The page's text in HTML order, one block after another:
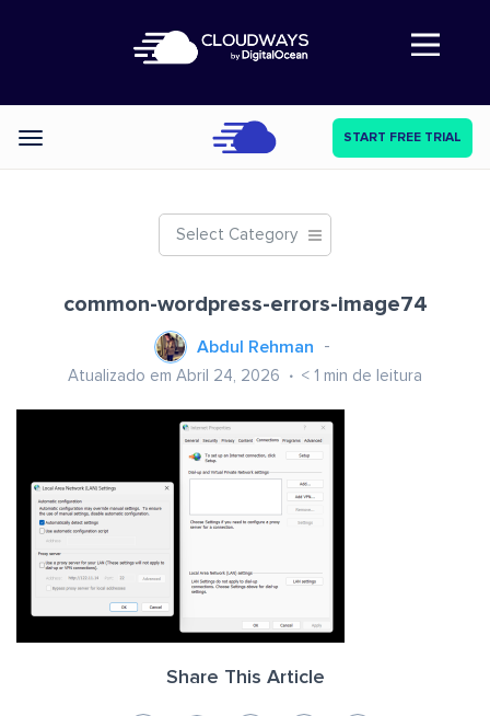
Abre a navegação
Categories START FREE TRIAL
Select Category
common-wordpress-errors-image74
Abdul Rehman
Atualizado em Abril 24, 2026 < 1 min de leitura
Share This Article